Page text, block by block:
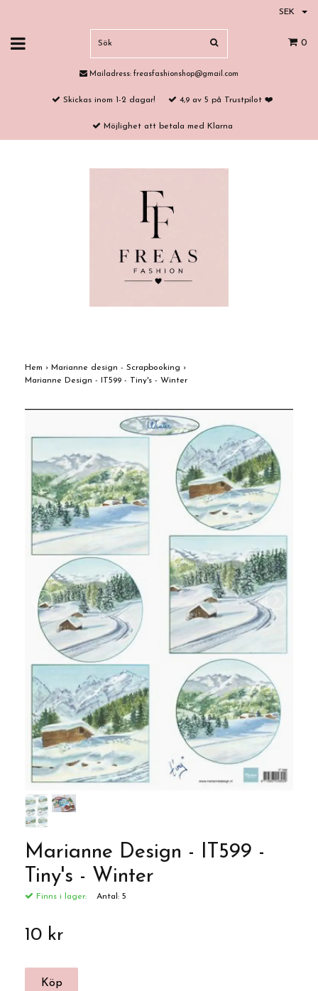
SEK
0
Mailadress: freasfashionshop@gmail.com
Skickas inom 1-2 dagar! 4,9 av 5 på Trustpilot ❤️
Möjlighet att betala med Klarna
Hem › Marianne design - Scrapbooking ›
Marianne Design - IT599 - Tiny's - Winter
Marianne Design - IT599 -
Tiny's - Winter
Finns i lager: Antal: 5
10 kr